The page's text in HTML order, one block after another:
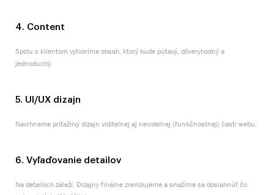
4. Content
Spolu s klientom vytvoríme obsah, ktorý bude pútavý, dôveryhodný a
jednoduchý.
5. UI/UX dizajn
Navrhneme príťažlivý dizajn viditeľnej aj nevideľnej (funkčnostnej) časti webu.
6. Vyľaďovanie detailov
Na detailoch záleží. Dizajny finálne zrevidujeme a snažíme sa dosiahnúť čo